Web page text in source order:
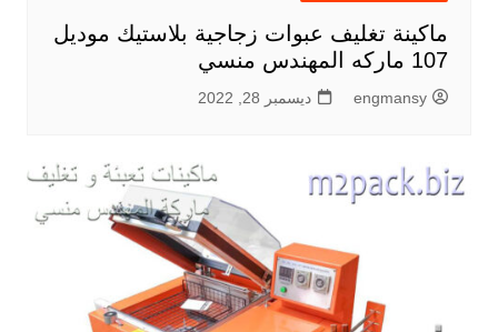
ماكينة تغليف عبوات زجاجية بلاستيك موديل
107 ماركه المهندس منسي
engmansy ديسمبر 28, 2022